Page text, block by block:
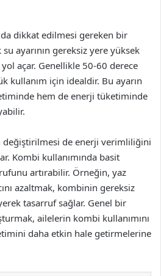
da dikkat edilmesi gereken bir
ayarının gereksiz yere yüksek
açar. Genellikle 50-60 derece
kullanım için idealdir. Bu ayarın
hem de enerji tüketiminde
değiştirilmesi de enerji verimliliğini
Kombi kullanımında basit
artırabilir. Örneğin, yaz
azaltmak, kombinin gereksiz
tasarruf sağlar. Genel bir
ailelerin kombi kullanımını
daha etkin hale getirmelerine